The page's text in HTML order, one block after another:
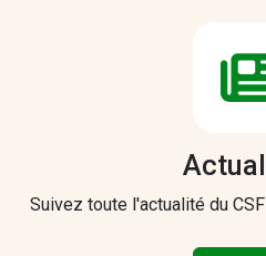
Suivez toute l'actualité du